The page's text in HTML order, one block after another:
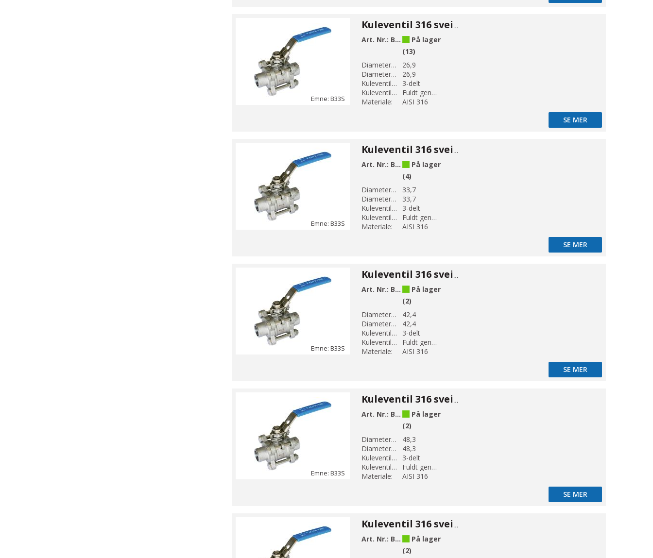
Emne: B33S
Kuleventil 316 sveiseender 26,9
Art. Nr.: B33S-5
På lager
(13)
Diameter 1 (mm):
26,9
Diameter 2 (mm):
26,9
Kuleventil modell:
3-delt
Kuleventil løp:
Fuldt gennemløb
Materiale:
AISI 316
SE MER
Emne: B33S
Kuleventil 316 sveiseender 33,7
Art. Nr.: B33S-6
På lager
(4)
Diameter 1 (mm):
33,7
Diameter 2 (mm):
33,7
Kuleventil modell:
3-delt
Kuleventil løp:
Fuldt gennemløb
Materiale:
AISI 316
SE MER
Emne: B33S
Kuleventil 316 sveiseender 42,4
Art. Nr.: B33S-7
På lager
(2)
Diameter 1 (mm):
42,4
Diameter 2 (mm):
42,4
Kuleventil modell:
3-delt
Kuleventil løp:
Fuldt gennemløb
Materiale:
AISI 316
SE MER
Emne: B33S
Kuleventil 316 sveiseender 48,3
Art. Nr.: B33S-8
På lager
(2)
Diameter 1 (mm):
48,3
Diameter 2 (mm):
48,3
Kuleventil modell:
3-delt
Kuleventil løp:
Fuldt gennemløb
Materiale:
AISI 316
SE MER
Kuleventil 316 sveiseender 60,3
Art. Nr.: B33S-9
På lager
(2)